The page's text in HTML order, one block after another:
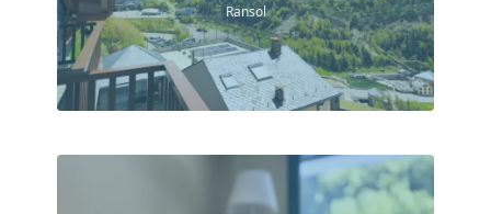
Ransol